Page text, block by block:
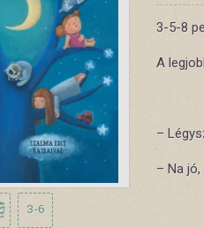
3-6
3-5-8
A
–
– Na jó,